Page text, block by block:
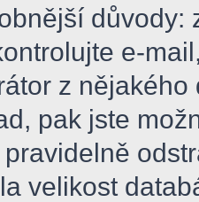
důvody:
e-
z
pak jste
velikost